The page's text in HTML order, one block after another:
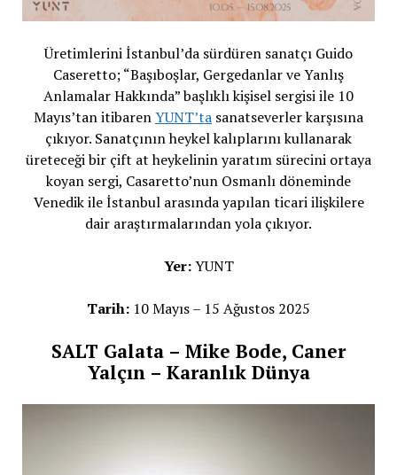
Üretimlerini İstanbul’da sürdüren sanatçı Guido
Caseretto; “Başıboşlar, Gergedanlar ve Yanlış
Anlamalar Hakkında” başlıklı kişisel sergisi ile 10
Mayıs’tan itibarenYUNT’ta sanatseverler karşısına
çıkıyor. Sanatçının heykel kalıplarını kullanarak
üreteceği bir çift at heykelinin yaratım sürecini ortaya
koyan sergi, Casaretto’nun Osmanlı döneminde
Venedik ile İstanbul arasında yapılan ticari ilişkilere
dair araştırmalarından yola çıkıyor.
Yer:YUNT
Tarih: 10 Mayıs – 15 Ağustos 2025
SALT Galata – Mike Bode, Caner
Yalçın – Karanlık Dünya